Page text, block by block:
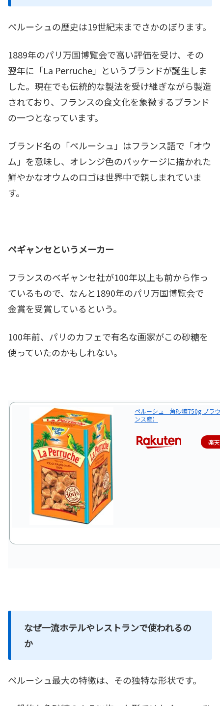
ペルーシュの歴史は19世紀末までさかのぼります。
1889年のパリ万国博覧会で高い評価を受け、その
翌年に「La Perruche」というブランドが誕生しま
した。現在でも伝統的な製法を受け継ぎながら製造
されており、フランスの食文化を象徴するブランド
の一つとなっています。
ブランド名の「ペルーシュ」はフランス語で「オウ
ム」を意味し、オレンジ色のパッケージに描かれた
鮮やかなオウムのロゴは世界中で親しまれていま
す。
ペギャンセというメーカー
フランスのベギャンセ社が100年以上も前から作っ
ているもので、なんと1890年のパリ万国博覧会で
金賞を受賞しているという。
100年前、パリのカフェで有名な画家がこの砂糖を
使っていたのかもしれない。
ペルーシュ 角砂糖750g ブラ
ンス産）
楽
なぜ一流ホテルやレストランで使われるの
か
ペルーシュ最大の特徴は、その独特な形状です。